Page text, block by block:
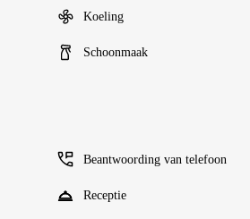
Koeling
Schoonmaak
Beantwoording van telefoon
Receptie